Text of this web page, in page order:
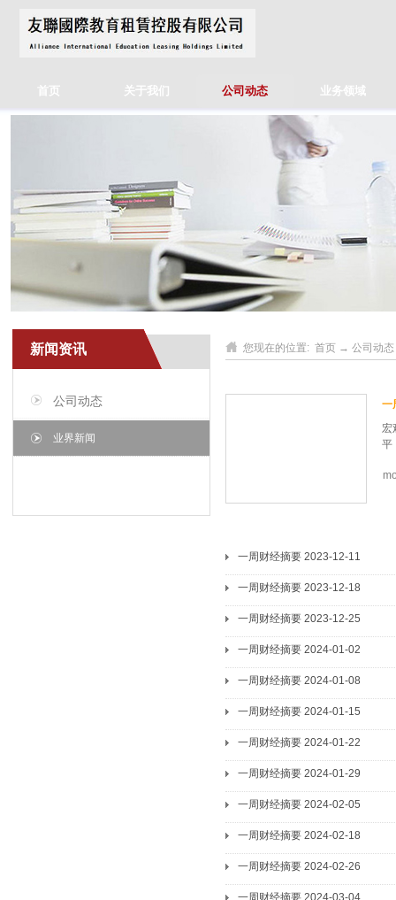
首页 关于我们 公司动态 业务领域
新闻资讯
公司动态
业界新闻
您现在的位置: 首页 → 公司动态
一
宏
平
4
优
店
住
确
一周财经摘要 2023-12-11
一周财经摘要 2023-12-18
一周财经摘要 2023-12-25
一周财经摘要 2024-01-02
一周财经摘要 2024-01-08
一周财经摘要 2024-01-15
一周财经摘要 2024-01-22
一周财经摘要 2024-01-29
一周财经摘要 2024-02-05
一周财经摘要 2024-02-18
一周财经摘要 2024-02-26
一周财经摘要 2024-03-04